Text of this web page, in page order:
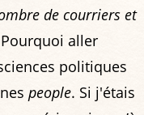
de courriers et
aller
politiques
people. Si j'étais